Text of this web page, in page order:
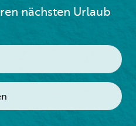
nächsten Urlaub